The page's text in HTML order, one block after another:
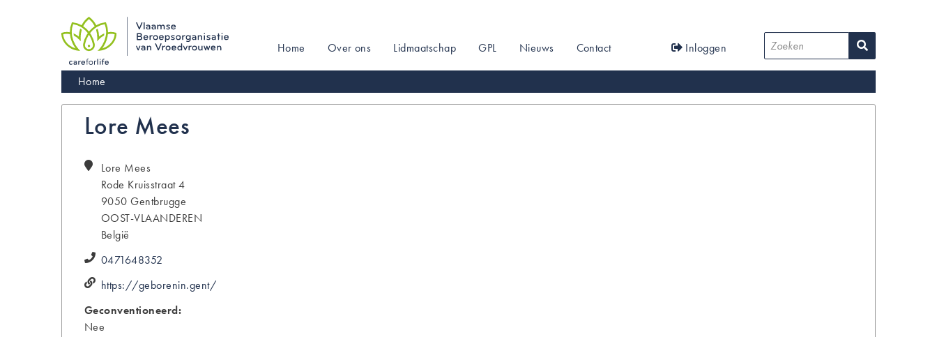
Main
navigation
Home Over ons Lidmaatschap GPL Nieuws Contact
User
account
menu
Inloggen
Kruimelpad
Home
Lore Mees
Lore Mees
Rode Kruisstraat 4
9050 Gentbrugge
OOST-VLAANDEREN
België
0471648352
https://geborenin.gent/
Geconventioneerd:
Nee